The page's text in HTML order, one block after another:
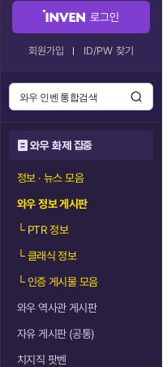
로그인
회원가입 ID/PW 찾기
와우 화제 집중
정보 · 뉴스 모음
와우 정보 게시판
└PTR 정보
└클래식 정보
└인증 게시물 모음
와우 역사관 게시판
자유 게시판 (공통)
치지직 팟벤